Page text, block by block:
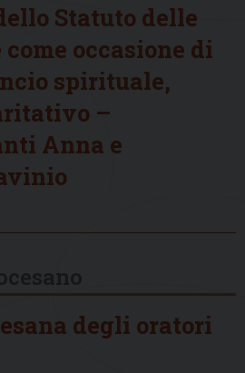
Statuto delle
occasione di
spirituale,
–
Anna e
degli oratori